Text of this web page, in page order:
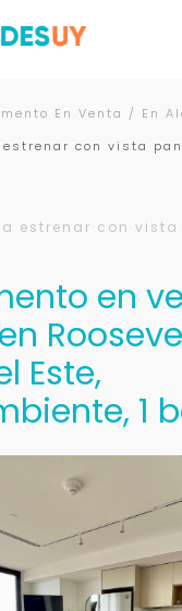
En Venta / En
estrenar con vista
estrenar con vista
en
Este,
1